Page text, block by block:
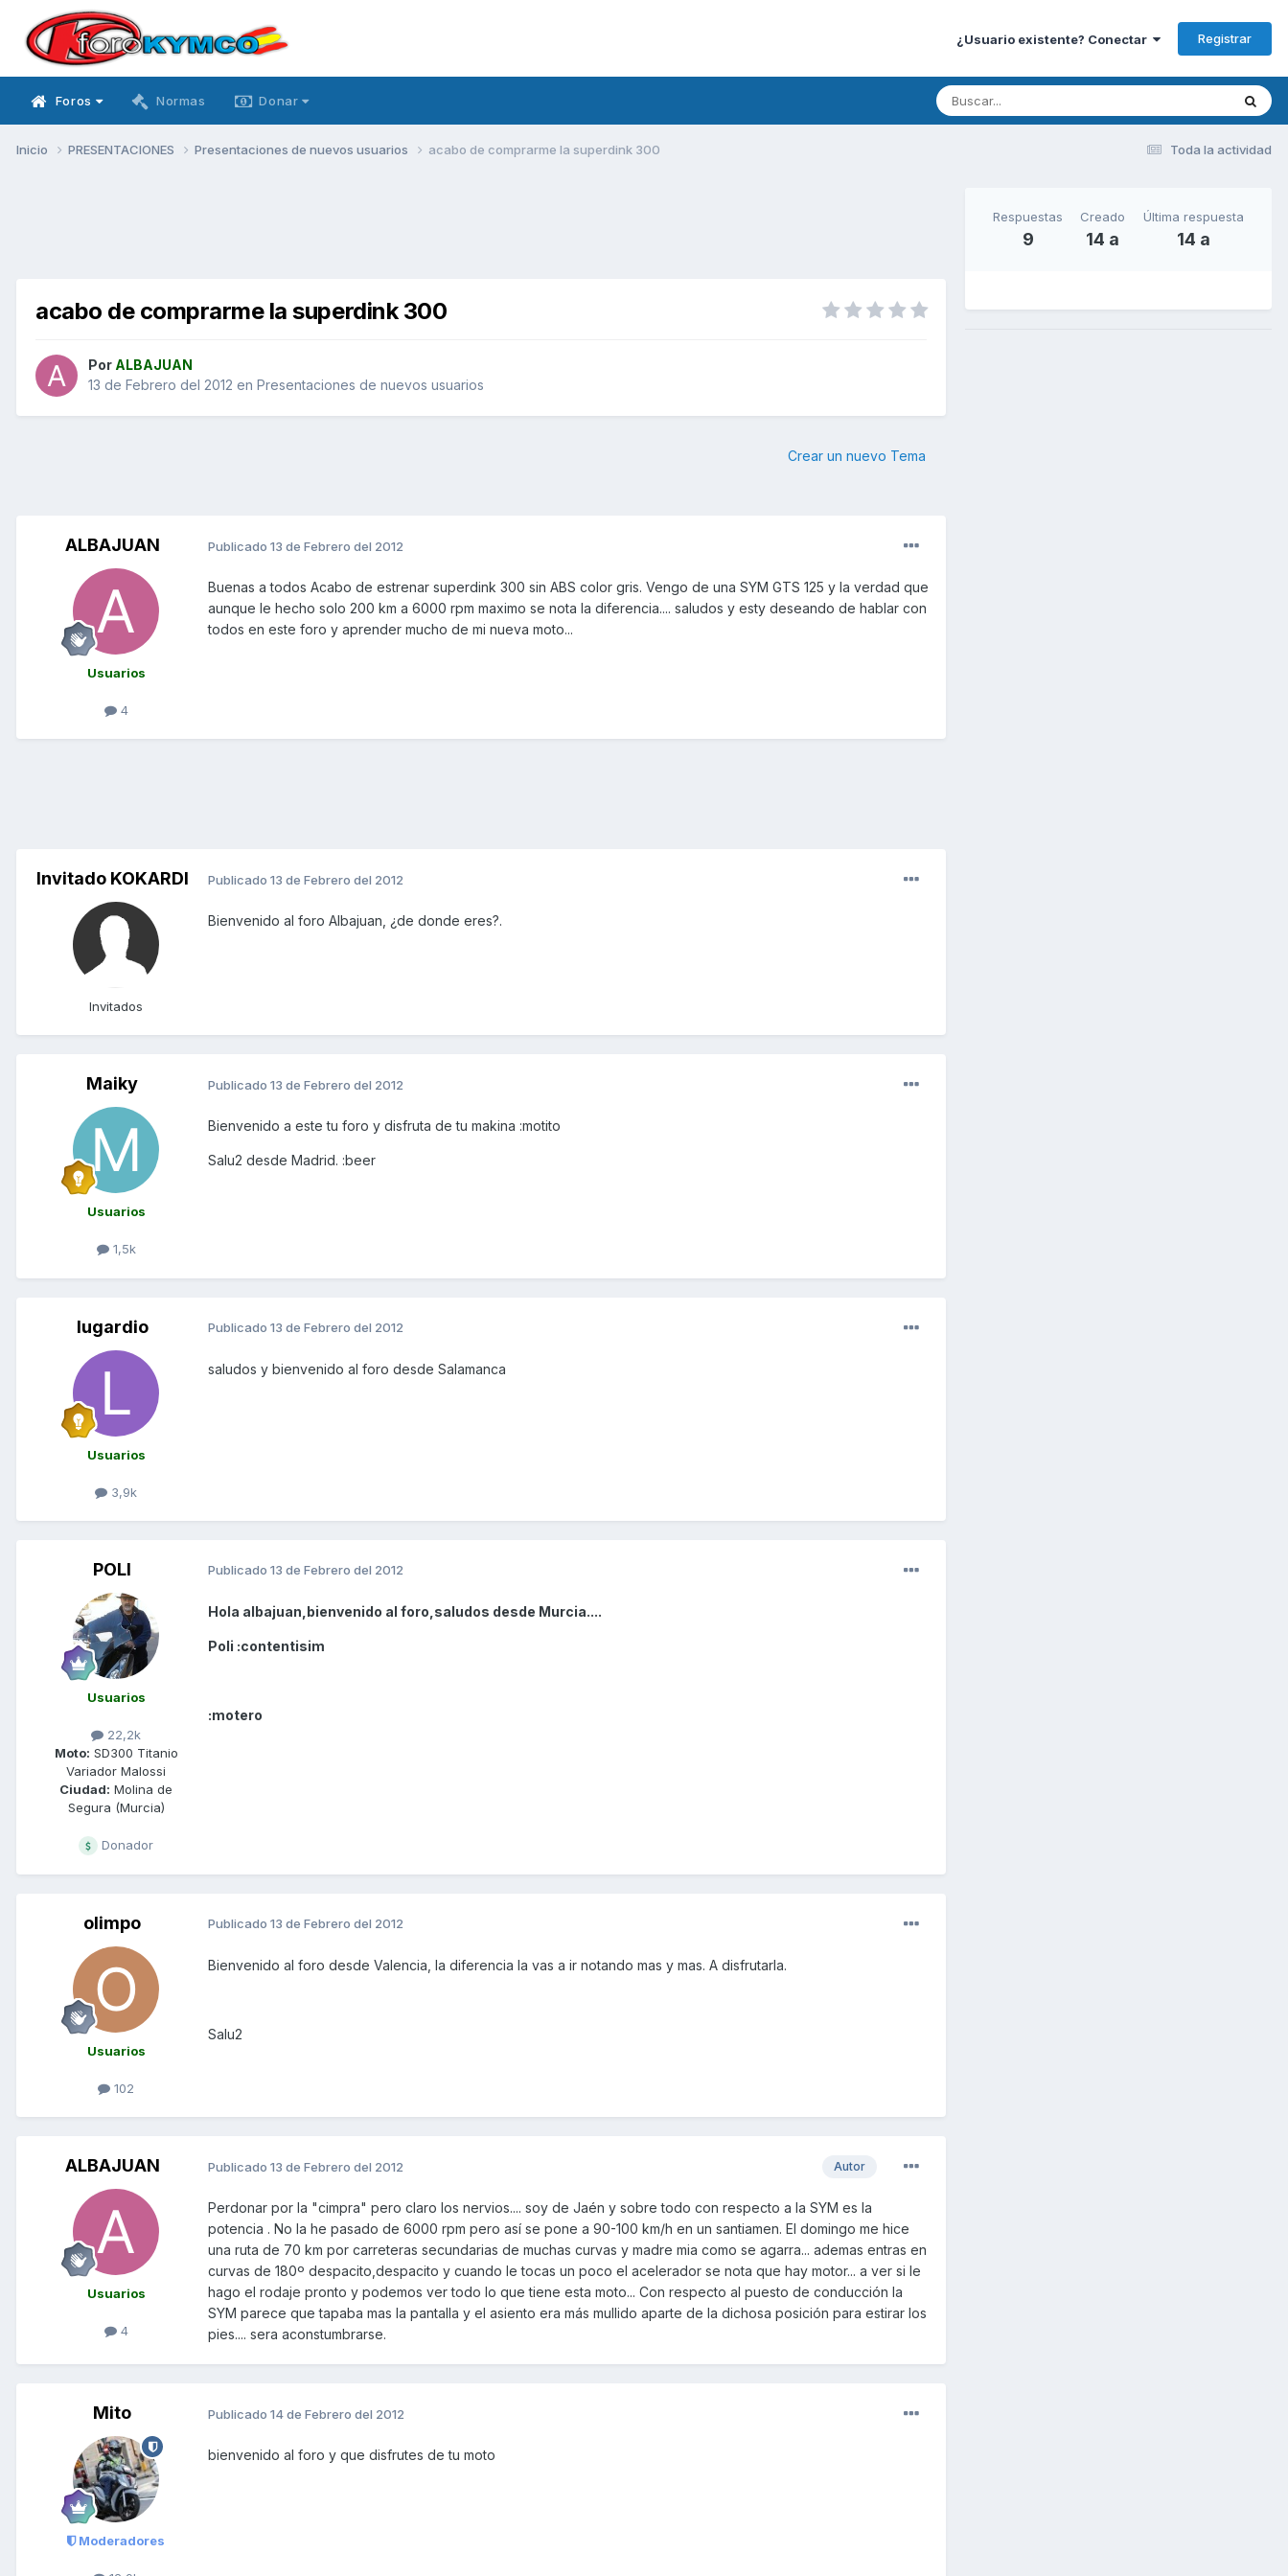
¿Usuario existente? Conectar Registrar
Foros Normas Donar
Toda la actividad
Inicio PRESENTACIONES Presentaciones de nuevos usuarios acabo de comprarme la superdink 300
acabo de comprarme la superdink 300
Por ALBAJUAN
13 de Febrero del 2012 en Presentaciones de nuevos usuarios
Crear un nuevo Tema
ALBAJUAN
Usuarios
4
Publicado 13 de Febrero del 2012
Buenas a todos Acabo de estrenar superdink 300 sin ABS color gris. Vengo de una SYM GTS 125 y la verdad que
aunque le hecho solo 200 km a 6000 rpm maximo se nota la diferencia.... saludos y esty deseando de hablar con
todos en este foro y aprender mucho de mi nueva moto...
Invitado KOKARDI
Invitados
Publicado 13 de Febrero del 2012
Bienvenido al foro Albajuan, ¿de donde eres?.
Maiky
Usuarios
1,5k
Publicado 13 de Febrero del 2012
Bienvenido a este tu foro y disfruta de tu makina :motito
Salu2 desde Madrid. :beer
lugardio
Usuarios
3,9k
Publicado 13 de Febrero del 2012
saludos y bienvenido al foro desde Salamanca
POLI
Usuarios
22,2k
Moto: SD300 Titanio
Variador Malossi
Ciudad: Molina de
Segura (Murcia)
Donador
Publicado 13 de Febrero del 2012
Hola albajuan,bienvenido al foro,saludos desde Murcia....
Poli :contentisim
:motero
olimpo
Usuarios
102
Publicado 13 de Febrero del 2012
Bienvenido al foro desde Valencia, la diferencia la vas a ir notando mas y mas. A disfrutarla.
Salu2
ALBAJUAN
Usuarios
4
Autor
Publicado 13 de Febrero del 2012
Perdonar por la "cimpra" pero claro los nervios.... soy de Jaén y sobre todo con respecto a la SYM es la
potencia . No la he pasado de 6000 rpm pero así se pone a 90-100 km/h en un santiamen. El domingo me hice
una ruta de 70 km por carreteras secundarias de muchas curvas y madre mia como se agarra... ademas entras en
curvas de 180º despacito,despacito y cuando le tocas un poco el acelerador se nota que hay motor... a ver si le
hago el rodaje pronto y podemos ver todo lo que tiene esta moto... Con respecto al puesto de conducción la
SYM parece que tapaba mas la pantalla y el asiento era más mullido aparte de la dichosa posición para estirar los
pies.... sera aconstumbrarse.
Mito
Moderadores
Publicado 14 de Febrero del 2012
bienvenido al foro y que disfrutes de tu moto
Respuestas
9
Creado
14 a
Última respuesta
14 a